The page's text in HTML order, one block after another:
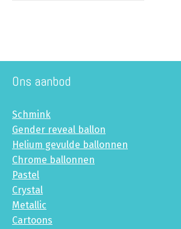
Ons aanbod
Schmink
Gender reveal ballon
Helium gevulde ballonnen
Chrome ballonnen
Pastel
Crystal
Metallic
Cartoons